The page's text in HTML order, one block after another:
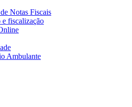
Notas Fiscais
fiscalização
Ambulante